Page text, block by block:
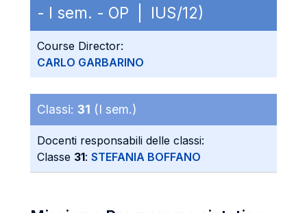
- I sem. - OP | IUS/12)
Course Director:
CARLO GARBARINO
Classi: 31 (I sem.)
Docenti responsabili delle classi:
Classe 31: STEFANIA BOFFANO